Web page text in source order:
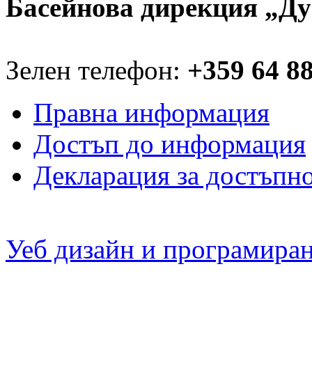
Басейнова дирекция
Зелен телефон: +359 64
Правна информация
Достъп до информация
Декларация за
Уеб дизайн и